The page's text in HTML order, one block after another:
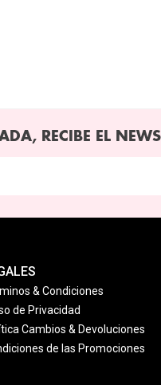
RECIBE EL
& Condiciones
de Privacidad
Cambios & Devoluciones
de las Promociones